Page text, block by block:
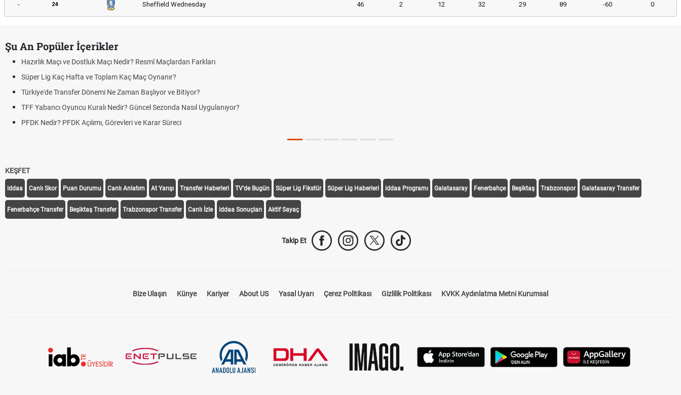
-
24 Sheffield Wednesday 46 2 12 32 29 89 -60 0
Şu An Popüler İçerikler
Hazırlık Maçı ve Dostluk Maçı Nedir? Resmî Maçlardan Farkları
Süper Lig Kaç Hafta ve Toplam Kaç Maç Oynanır?
Türkiye'de Transfer Dönemi Ne Zaman Başlıyor ve Bitiyor?
TFF Yabancı Oyuncu Kuralı Nedir? Güncel Sezonda Nasıl Uygulanıyor?
PFDK Nedir? PFDK Açılımı, Görevleri ve Karar Süreci
KEŞFET
iddaa Canlı Skor Puan Durumu Canlı Anlatım At Yarışı Transfer Haberleri TV'de Bugün Süper Lig Fikstür Süper Lig Haberleri iddaa Programı Galatasaray Fenerbahçe Beşiktaş Trabzonspor Galatasaray Transfer
Fenerbahçe Transfer Beşiktaş Transfer Trabzonspor Transfer Canlı İzle iddaa Sonuçları Aktif Sayaç
Takip Et
Bize Ulaşın Künye Kariyer About US Yasal Uyarı Çerez Politikası Gizlilik Politikası KVKK Aydınlatma Metni Kurumsal